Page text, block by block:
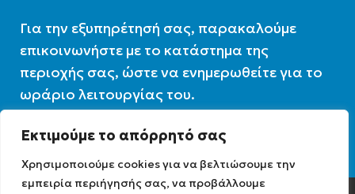
Εκτιμούμε το απόρρητό σας
Χρησιμοποιούμε cookies για να βελτιώσουμε την
εμπειρία περιήγησής σας, να προβάλλουμε
Για την εξυπηρέτησή σας, παρακαλούμε
επικοινωνήστε με το κατάστημα της
περιοχής σας, ώστε να ενημερωθείτε για το
ωράριο λειτουργίας του.
Ωράριο λειτουργίας : 07:30 – 16:00